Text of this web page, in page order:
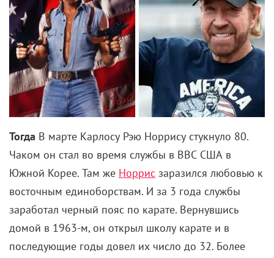
Что получилось «Магазинные воришки» — фильм
про семью, как и многие другие работы Корээды.
Он снова исследует, что может связывать человека
с человеком помимо кровных уз. Показывая
дружных и в общем любящих друг друга людей,
режиссер деконструирует этот социальный
сами выбрали друг друга, а не мучаются всю жизнь
в ячейке общества, в которой не повезло родиться.
Это, по сути, коммуна равных, независимо от их
возраста, людей, и единственные иерархические
отношения в ней — это забота о младших.
Обстоятельства автор взял из жизни. Случаи
реального насилия над детьми в семьях сотрясают